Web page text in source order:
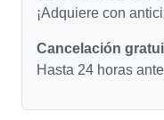
¡Adquiere con
Cancelación
Hasta 24 horas